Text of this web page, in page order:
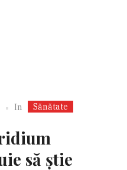
In Sănătate
să știe